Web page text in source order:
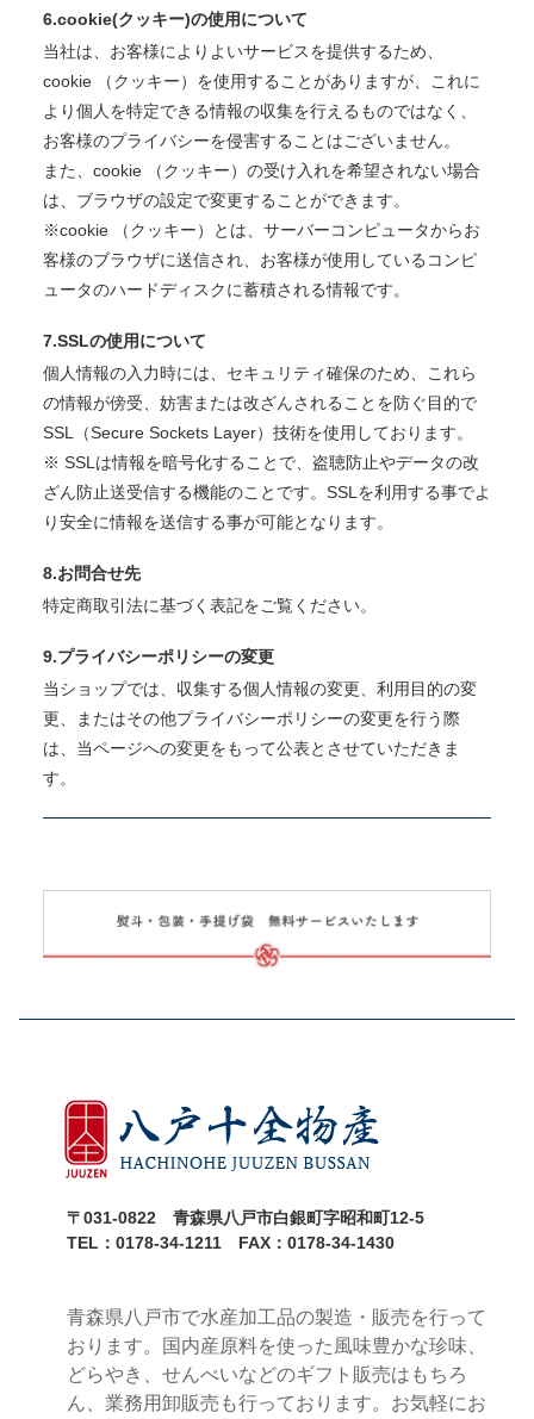
6.cookie(クッキー)の使用について
当社は、お客様によりよいサービスを提供するため、
cookie （クッキー）を使用することがありますが、これに
より個人を特定できる情報の収集を行えるものではなく、
お客様のプライバシーを侵害することはございません。
また、cookie （クッキー）の受け入れを希望されない場合
は、ブラウザの設定で変更することができます。
※cookie （クッキー）とは、サーバーコンピュータからお
客様のブラウザに送信され、お客様が使用しているコンピ
ュータのハードディスクに蓄積される情報です。
7.SSLの使用について
個人情報の入力時には、セキュリティ確保のため、これら
の情報が傍受、妨害または改ざんされることを防ぐ目的で
SSL（Secure Sockets Layer）技術を使用しております。
※ SSLは情報を暗号化することで、盗聴防止やデータの改
ざん防止送受信する機能のことです。SSLを利用する事でよ
り安全に情報を送信する事が可能となります。
8.お問合せ先
特定商取引法に基づく表記をご覧ください。
9.プライバシーポリシーの変更
当ショップでは、収集する個人情報の変更、利用目的の変
更、またはその他プライバシーポリシーの変更を行う際
は、当ページへの変更をもって公表とさせていただきま
す。
〒031-0822 青森県八戸市白銀町字昭和町12-5
TEL：0178-34-1211 FAX：0178-34-1430
青森県八戸市で水産加工品の製造・販売を行って
おります。国内産原料を使った風味豊かな珍味、
どらやき、せんべいなどのギフト販売はもちろ
ん、業務用卸販売も行っております。お気軽にお